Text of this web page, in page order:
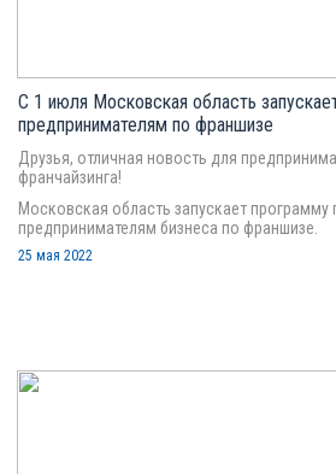
С 1 июля Московская область
предпринимателям по франшизе
Друзья, отличная новость для
франчайзинга!
Московская область запускает
предпринимателям бизнеса по франшизе.
25 мая 2022